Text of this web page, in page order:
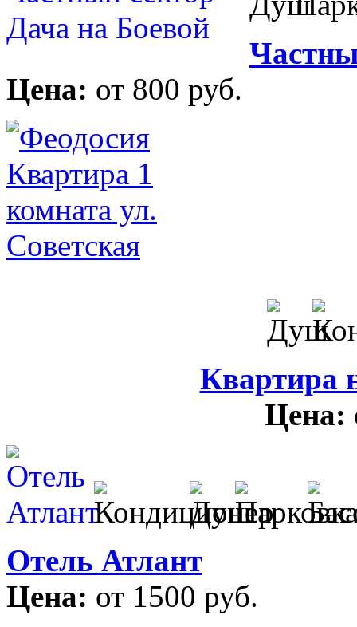
Цена: от 800 руб.
Квартира
Цена:
Отель Атлант
Цена: от 1500 руб.